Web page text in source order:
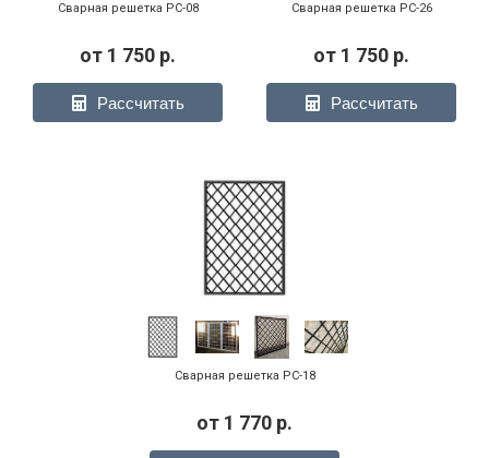
Сварная решетка РС-08
от 1 750 р.
Рассчитать
Сварная решетка РС-26
от 1 750 р.
Рассчитать
Сварная решетка РС-18
от 1 770 р.